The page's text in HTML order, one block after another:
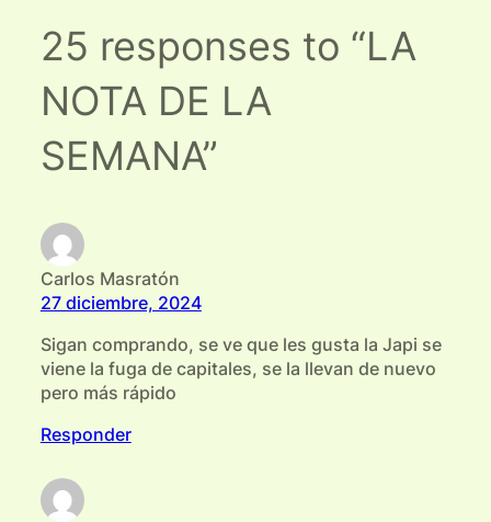
25 responses to “LA
NOTA DE LA
SEMANA”
Carlos Masratón
27 diciembre, 2024
Sigan comprando, se ve que les gusta la Japi se
viene la fuga de capitales, se la llevan de nuevo
pero más rápido
Responder